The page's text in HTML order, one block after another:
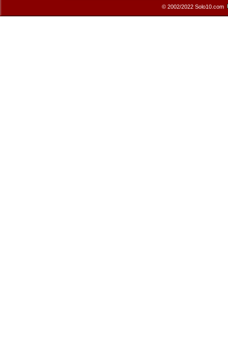
© 2002/2022 Solo10.com